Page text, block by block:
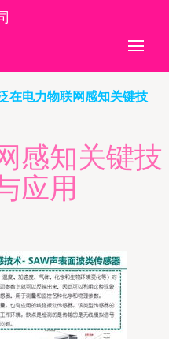
在电力物联网感知关键技
感知关键技
应用